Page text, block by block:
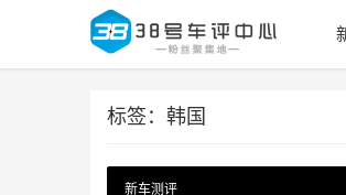
标签：韩国
新车测评